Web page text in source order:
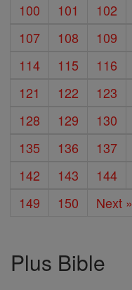
100
101 102
107
108 109
114
115 116
121
122 123
128
129 130
135
136 137
142
143 144
149
150 Next »
Plus Bible